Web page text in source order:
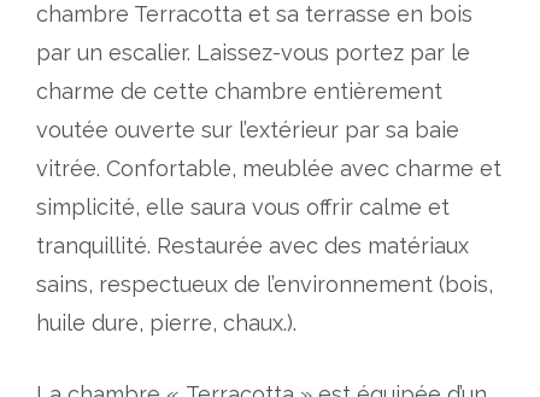
chambre Terracotta et sa terrasse en bois
par un escalier. Laissez-vous portez par le
charme de cette chambre entièrement
voutée ouverte sur l’extérieur par sa baie
vitrée. Confortable, meublée avec charme et
simplicité, elle saura vous offrir calme et
tranquillité. Restaurée avec des matériaux
sains, respectueux de l’environnement (bois,
huile dure, pierre, chaux.).